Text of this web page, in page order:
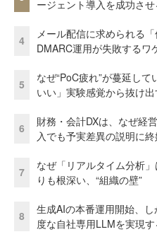
ージェント導入を成功さ
4
メール配信に求められる
DMARC運用が失敗するワ
5
なぜ“PoC疲れ”が蔓延し
いい」実験感覚から抜け
6
財務・会計DXは、なぜ経
入でも予実差異の説明に
7
なぜ「リアルタイム分析
りも根深い、“組織の壁”
8
生成AIの本番運用開始、
度な自社専用LLMを実現